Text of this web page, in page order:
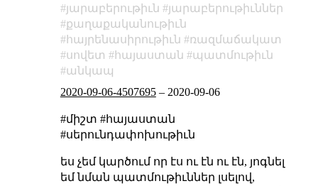
յարաբերութիւն
յարաբերութիւններ
քաղաքականութիւն
հայրենասիրութիւն
ռազմաճակատ
սովետ
հայաստան
պատմութիւն
անկապ
2020-09-06-4507695– 2020-09-06
#միշտ #հայաստան
#սերունդափոխութիւն
ես չեմ կարծում որ էս ու էն ու էն, յոգնել
եմ նման պատմութիւններ լսելով,